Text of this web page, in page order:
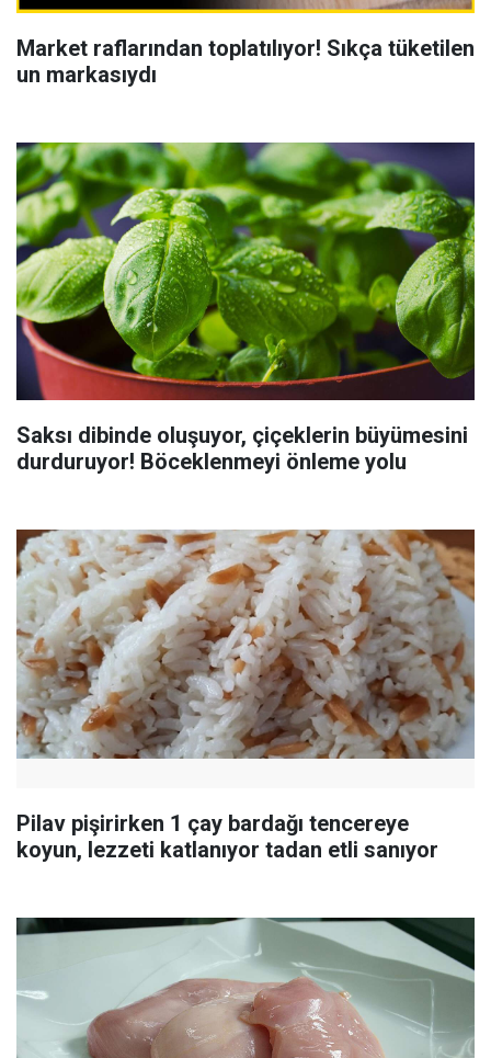
Market raflarından toplatılıyor! Sıkça tüketilen
un markasıydı
Saksı dibinde oluşuyor, çiçeklerin büyümesini
durduruyor! Böceklenmeyi önleme yolu
Pilav pişirirken 1 çay bardağı tencereye
koyun, lezzeti katlanıyor tadan etli sanıyor